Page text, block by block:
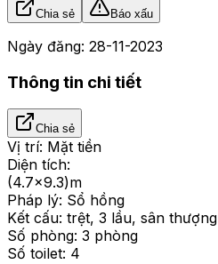
Chia sẻ Báo xấu
Ngày đăng: 28-11-2023
Thông tin chi tiết
Chia sẻ
Vị trí: Mặt tiền
Diện tích:
(4.7x9.3)m
Pháp lý: Sổ hồng
Kết cấu: trệt, 3 lầu, sân thượng
Số phòng: 3 phòng
Số toilet: 4